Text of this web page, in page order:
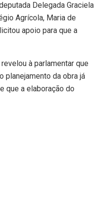
Delegada Graciela
Agrícola, Maria de
apoio para que a
à parlamentar que
planejamento da obra já
que a elaboração do